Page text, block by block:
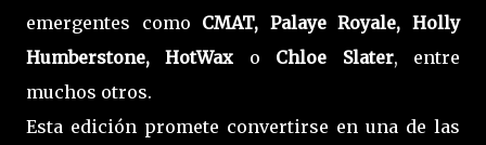
emergentes como CMAT, Palaye Royale, Holly
Humberstone, HotWax o Chloe Slater, entre
muchos otros.
Esta edición promete convertirse en una de las